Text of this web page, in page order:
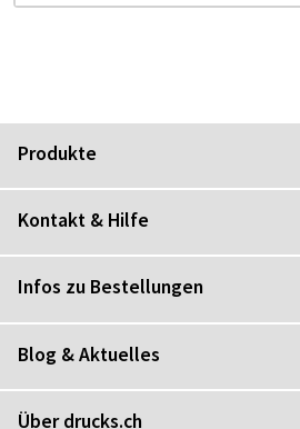
Produkte
Kontakt & Hilfe
Infos zu Bestellungen
Blog & Aktuelles
Über drucks.ch